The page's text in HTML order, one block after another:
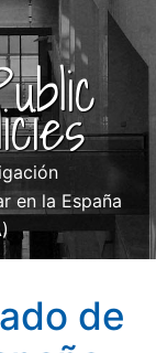
en la España
de